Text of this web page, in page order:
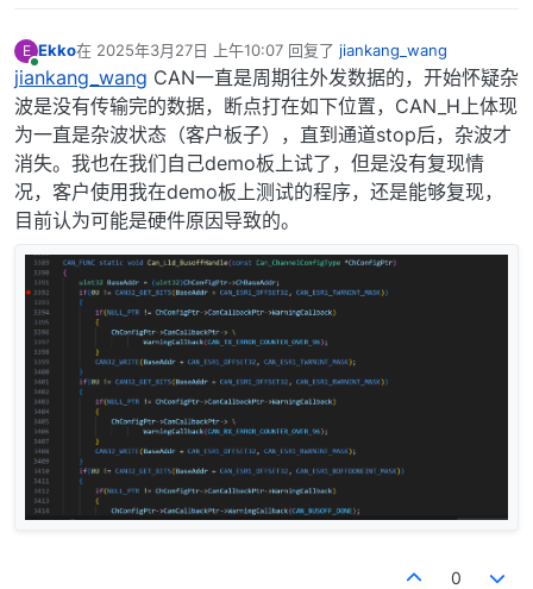
E
在线
Ekko在 2025年3月27日 上午10:07 回复了 jiankang_wang
最后由 编辑
jiankang_wang CAN一直是周期往外发数据的，开始怀疑杂
波是没有传输完的数据，断点打在如下位置，CAN_H上体现
为一直是杂波状态（客户板子），直到通道stop后，杂波才
消失。我也在我们自己demo板上试了，但是没有复现情
况，客户使用我在demo板上测试的程序，还是能够复现，
目前认为可能是硬件原因导致的。
0